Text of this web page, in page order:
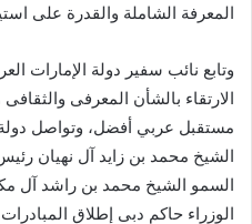
المعرفة الشاملة والقدرة على
وتابع نائب سفير دولة الإمارات
الارتقاء بالشأن المعرفى
مستقبل عربي أفضل، وتواصل
الشيخ محمد بن زايد آل نهيان
السمو الشيخ محمد بن راشد آل
الوزراء حاكم دبى إطلاق